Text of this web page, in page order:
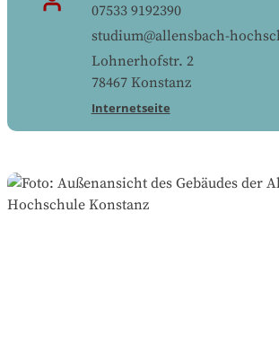
07533 9192390
studium@allensbach-
Lohnerhofstr. 2
78467 Konstanz
Internetseite